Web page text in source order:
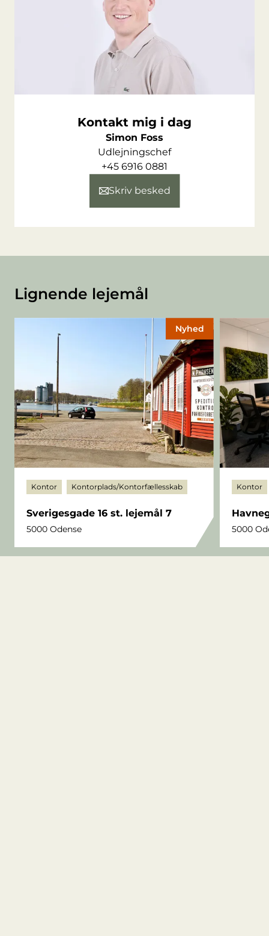
Kontakt mig i dag
Simon Foss
Udlejningschef
+45 6916 0881
Skriv besked
Lignende lejemål
Nyhed
Kontor Kontorplads/Kontorfællesskab
Sverigesgade 16 st. lejemål 7
5000 Odense
Kontor
5000